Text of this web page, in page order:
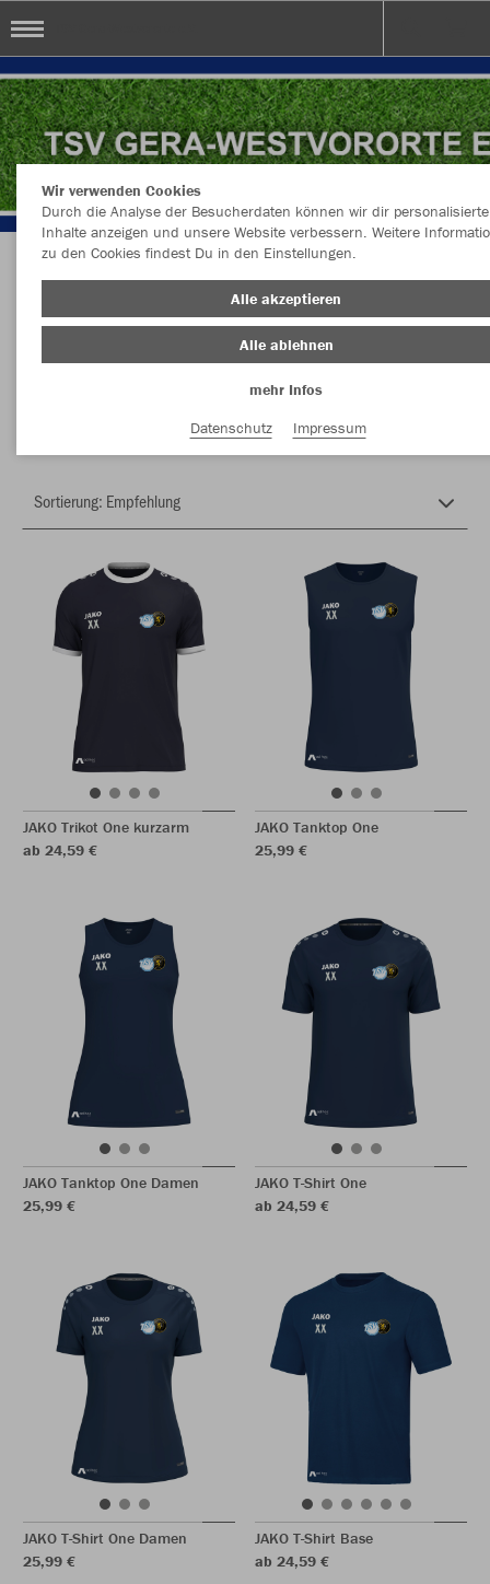
Herzlich Willkommen im Teamshop TSV Gera-
Westvororte e.V.
Farbe
JAKO Trikot One kurzarm
ab 24,59 €
JAKO Tanktop One
25,99 €
JAKO Tanktop One Damen
25,99 €
JAKO T-Shirt One
ab 24,59 €
JAKO T-Shirt One Damen
25,99 €
JAKO T-Shirt Base
ab 24,59 €
Wir verwenden Cookies
Durch die Analyse der Besucherdaten können wir dir personalisierte
Inhalte anzeigen und unsere Website verbessern. Weitere
zu den Cookies findest Du in den Einstellungen.
Alle akzeptieren
Alle ablehnen
mehr Infos
Datenschutz
Impressum